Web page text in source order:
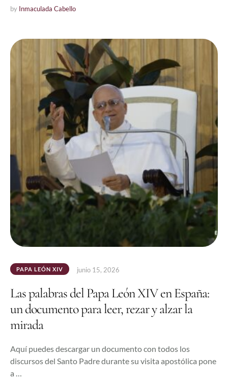
by Inmaculada Cabello
PAPA LEÓN XIV junio 15, 2026
Las palabras del Papa León XIV en España:
un documento para leer, rezar y alzar la
mirada
Aquí puedes descargar un documento con todos los
discursos del Santo Padre durante su visita apostólica pone
a …